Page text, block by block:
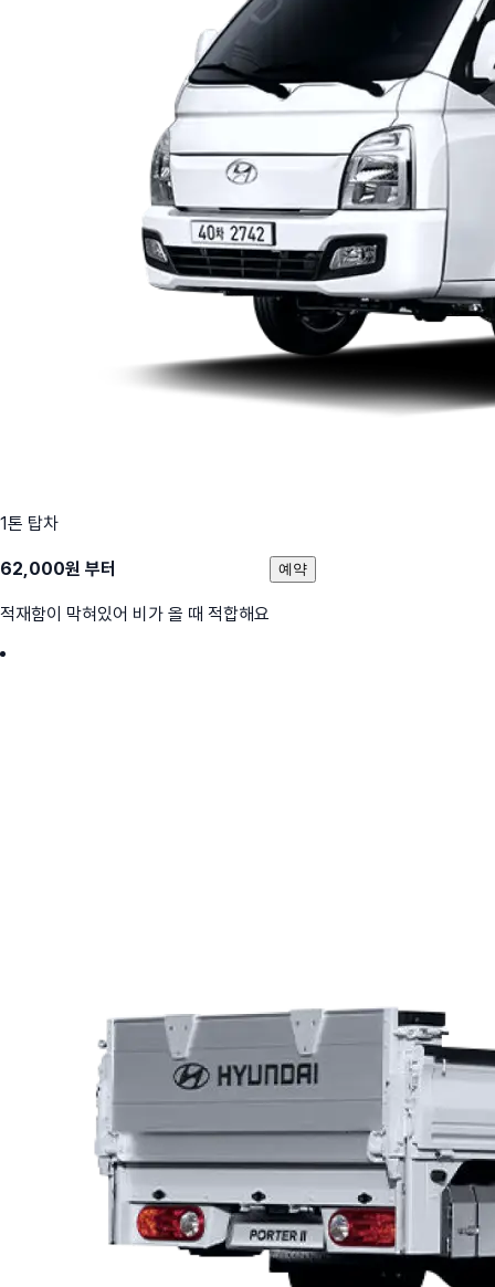
1톤 탑차
62,000원 부터
적재함이 막혀있어 비가 올 때 적합해요
예약